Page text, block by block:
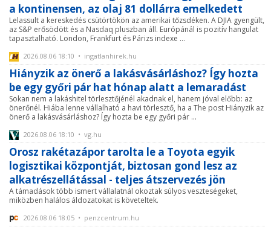
a kontinensen, az olaj 81 dollárra emelkedett
Lelassult a kereskedés csütörtökön az amerikai tőzsdéken. A DJIA gyengült,
az S&P erősödött és a Nasdaq pluszban áll. Európánál is pozitív hangulat
tapasztalható. London, Frankfurt és Párizs indexe ...
2026.08.06 18:10 • ingatlanhirek.hu
Hiányzik az önerő a lakásvásárláshoz? Így hozta
be egy győri pár hat hónap alatt a lemaradást
Sokan nem a lakáshitel törlesztőjénél akadnak el, hanem jóval előbb: az
önerőnél. Hiába lenne vállalható a havi törlesztő, ha a The post Hiányzik az
önerő a lakásvásárláshoz? Így hozta be egy győri pár ...
2026.08.06 18:10 • vg.hu
Orosz rakétazápor tarolta le a Toyota egyik
logisztikai központját, biztosan gond lesz az
alkatrészellátással - teljes átszervezés jön
A támadások több ismert vállalatnál okoztak súlyos veszteségeket,
miközben halálos áldozatokat is követeltek.
2026.08.06 18:05 • penzcentrum.hu